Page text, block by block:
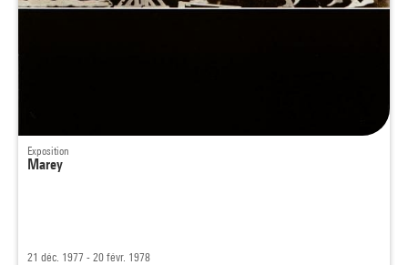
Exposition
Marey
21 déc. 1977 - 20 févr. 1978